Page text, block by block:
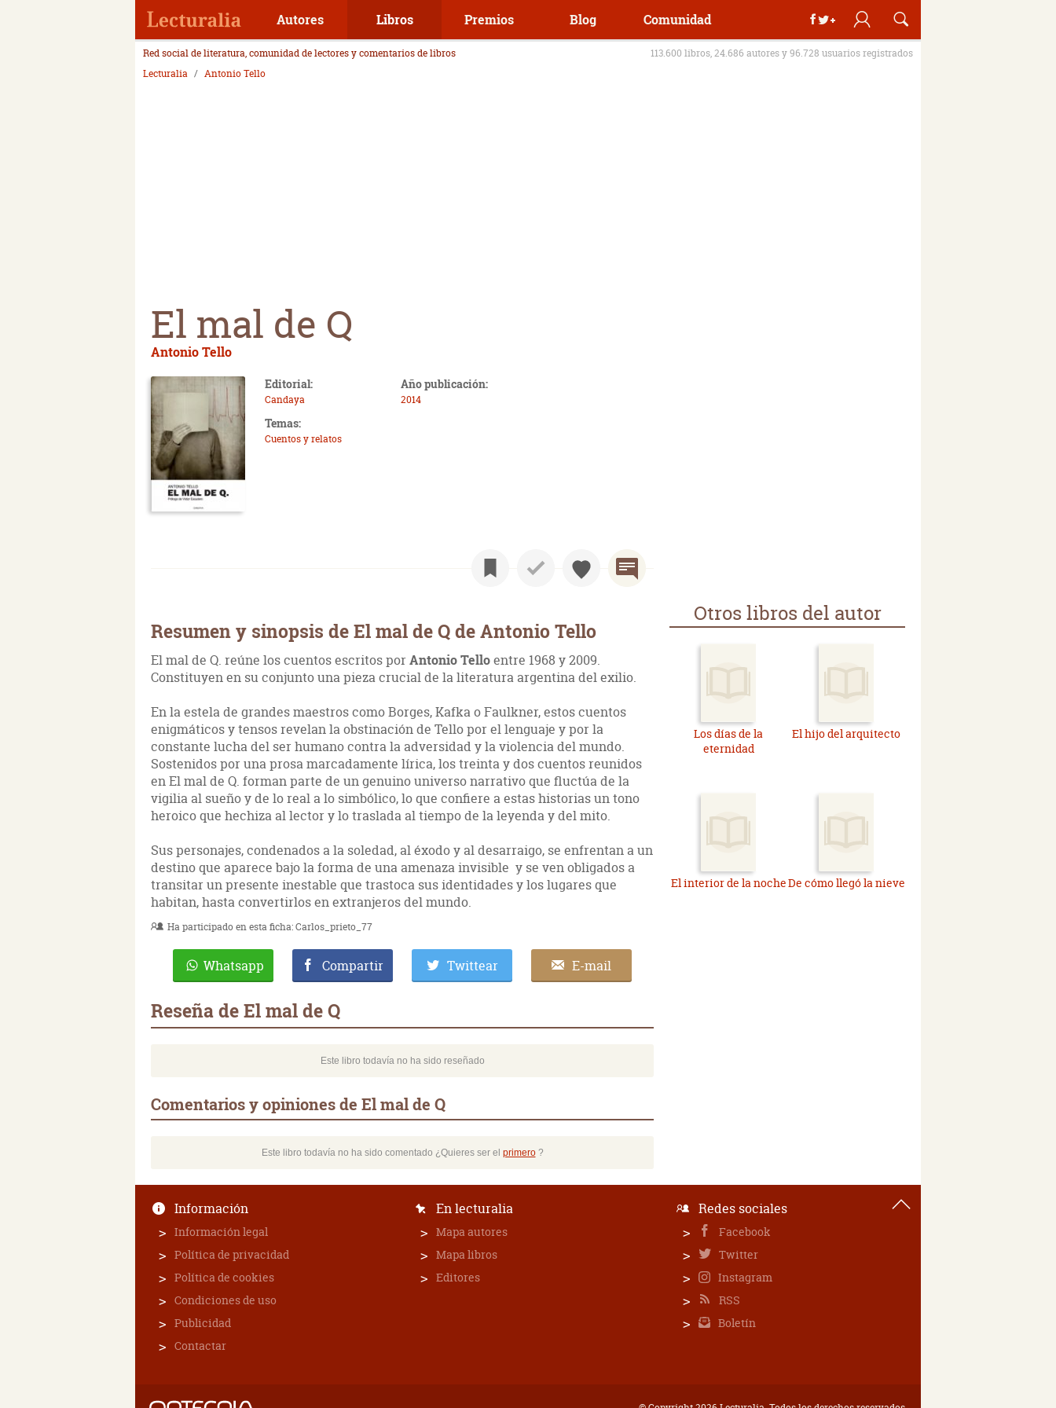
Autores Libros Premios Blog Comunidad
Red social de literatura, comunidad de lectores y comentarios de libros
113.600 libros, 24.686 autores y 96.728 usuarios registrados
Lecturalia
Antonio Tello
El mal de Q
Antonio Tello
Editorial:
Candaya
Año publicación:
2014
Temas:
Cuentos y relatos
Resumen y sinopsis de El mal de Q de Antonio Tello
El mal de Q. reúne los cuentos escritos por Antonio Telloentre 1968 y 2009.
Constituyen en su conjunto una pieza crucial de la literatura argentina del exilio.
En la estela de grandes maestros como Borges, Kafka o Faulkner, estos cuentos
enigmáticos y tensos revelan la obstinación de Tello por el lenguaje y por la
constante lucha del ser humano contra la adversidad y la violencia del mundo.
Sostenidos por una prosa marcadamente lírica, los treinta y dos cuentos reunidos
en El mal de Q. forman parte de un genuino universo narrativo que fluctúa de la
vigilia al sueño y de lo real a lo simbólico, lo que confiere a estas historias un tono
heroico que hechiza al lector y lo traslada al tiempo de la leyenda y del mito.
Sus personajes, condenados a la soledad, al éxodo y al desarraigo, se enfrentan a un
destino que aparece bajo la forma de una amenaza invisible y se ven obligados a
transitar un presente inestable que trastoca sus identidades y los lugares que
habitan, hasta convertirlos en extranjeros del mundo.
Ha participado en esta ficha:Carlos_prieto_77
Whatsapp Compartir Twittear E-mail
Reseña de El mal de Q
Este libro todavía no ha sido reseñado
Comentarios y opiniones de El mal de Q
Este libro todavía no ha sido comentado ¿Quieres ser el primero?
Otros libros del autor
Los días de la
eternidad
El hijo del arquitecto
El interior de la nocheDe cómo llegó la nieve
Información
Información legal
Política de privacidad
Política de cookies
Condiciones de uso
Publicidad
Contactar
En lecturalia
Mapa autores
Mapa libros
Editores
Redes sociales
Facebook
Twitter
Instagram
RSS
Boletín